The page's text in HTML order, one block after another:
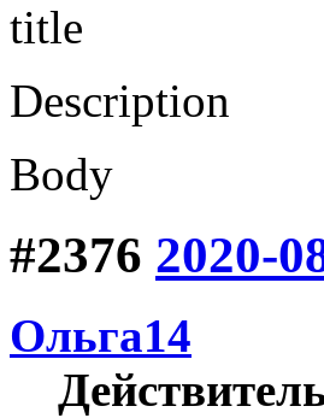
title
Description
Body
#2376 2020-
Ольга14